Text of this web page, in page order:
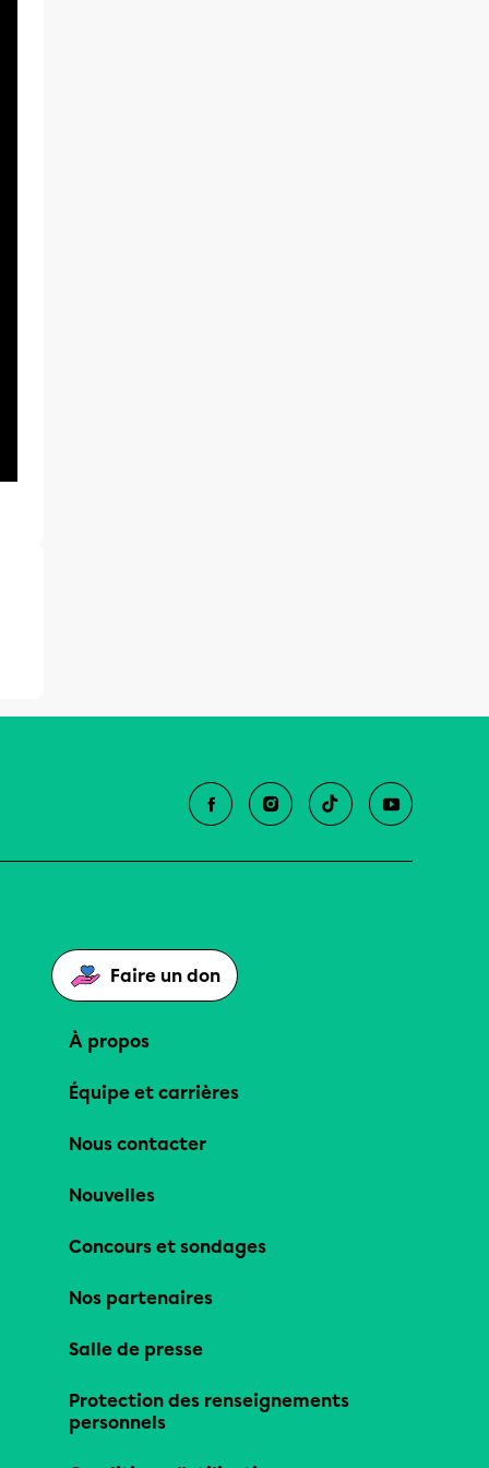
Faire un don
À propos
Équipe et carrières
Nous contacter
Nouvelles
Concours et sondages
Nos partenaires
Salle de presse
Protection des renseignements
personnels